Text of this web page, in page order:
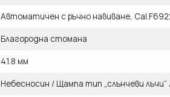
Автоматичен с ръчно навиване,
Благородна стомана
41.8 мм
Небесносин / Щампа тип „слънчеви